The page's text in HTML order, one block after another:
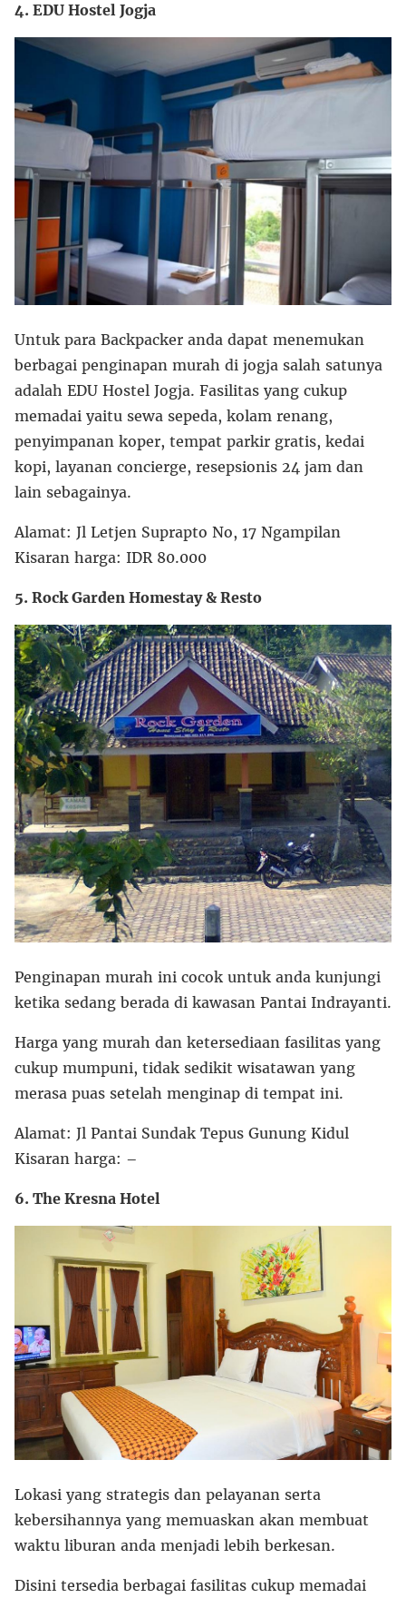
4. EDU Hostel Jogja
Untuk para Backpacker anda dapat menemukan
berbagai penginapan murah di jogja salah satunya
adalah EDU Hostel Jogja. Fasilitas yang cukup
memadai yaitu sewa sepeda, kolam renang,
penyimpanan koper, tempat parkir gratis, kedai
kopi, layanan concierge, resepsionis 24 jam dan
lain sebagainya.
Alamat: Jl Letjen Suprapto No, 17 Ngampilan
Kisaran harga: IDR 80.000
5. Rock Garden Homestay & Resto
Penginapan murah ini cocok untuk anda kunjungi
ketika sedang berada di kawasan Pantai Indrayanti.
Harga yang murah dan ketersediaan fasilitas yang
cukup mumpuni, tidak sedikit wisatawan yang
merasa puas setelah menginap di tempat ini.
Alamat: Jl Pantai Sundak Tepus Gunung Kidul
Kisaran harga: –
6. The Kresna Hotel
Lokasi yang strategis dan pelayanan serta
kebersihannya yang memuaskan akan membuat
waktu liburan anda menjadi lebih berkesan.
Disini tersedia berbagai fasilitas cukup memadai